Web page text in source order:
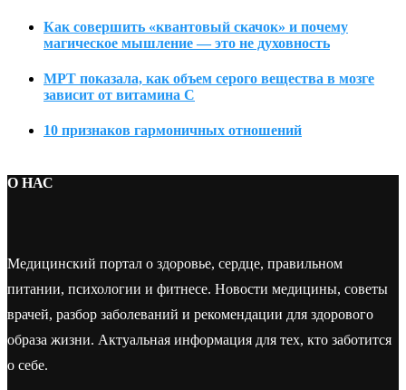
Как совершить «квантовый скачок» и почему
магическое мышление — это не духовность
МРТ показала, как объем серого вещества в мозге
зависит от витамина C
10 признаков гармоничных отношений
О НАС
Медицинский портал о здоровье, сердце, правильном
питании, психологии и фитнесе. Новости медицины, советы
врачей, разбор заболеваний и рекомендации для здорового
образа жизни. Актуальная информация для тех, кто заботится
о себе.